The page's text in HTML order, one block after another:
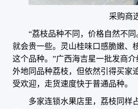
采购商
“荔枝品种不同，价格自然不
就会贵一些。灵山桂味口感脆嫩、
这个品种。”广西海吉星一批发商
外地同品种荔枝，但依然引得买家
受欢迎，走货速度快于普通品种。
多家连锁水果店里，荔枝同样